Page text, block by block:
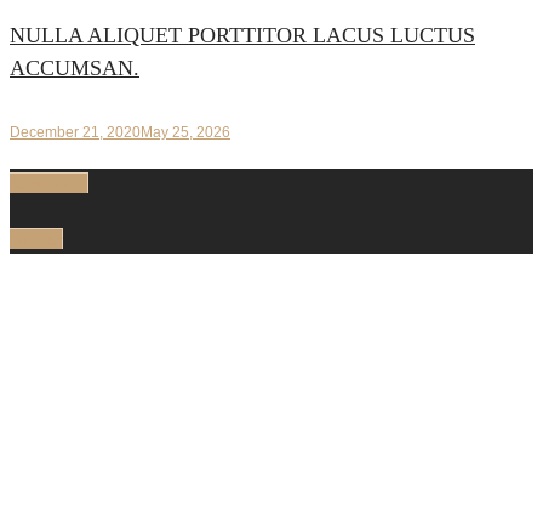
NULLA ALIQUET PORTTITOR LACUS LUCTUS
ACCUMSAN.
December 21, 2020May 25, 2026